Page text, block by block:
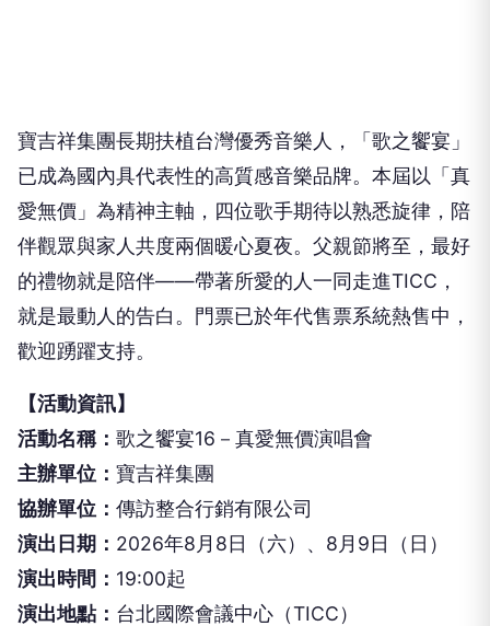
寶吉祥集團長期扶植台灣優秀音樂人，「歌之饗宴」
已成為國內具代表性的高質感音樂品牌。本屆以「真
愛無價」為精神主軸，四位歌手期待以熟悉旋律，陪
伴觀眾與家人共度兩個暖心夏夜。父親節將至，最好
的禮物就是陪伴——帶著所愛的人一同走進TICC，
就是最動人的告白。門票已於年代售票系統熱售中，
歡迎踴躍支持。
【活動資訊】
活動名稱： 歌之饗宴16－真愛無價演唱會
主辦單位： 寶吉祥集團
協辦單位： 傳訪整合行銷有限公司
演出日期： 2026年8月8日（六）、8月9日（日）
演出時間： 19:00起
演出地點： 台北國際會議中心（TICC）